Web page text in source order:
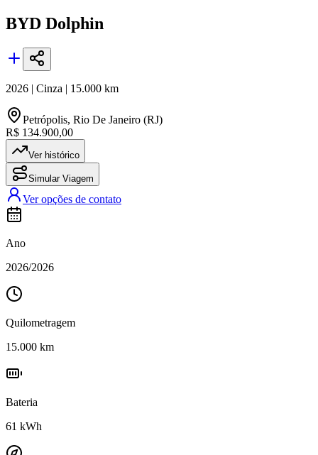
BYD Dolphin
2026 | Cinza | 15.000 km
Petrópolis, Rio De Janeiro (RJ)
R$ 134.900,00
Ver histórico
Simular Viagem
Ver opções de contato
Ano
2026/2026
Quilometragem
15.000 km
Bateria
61 kWh